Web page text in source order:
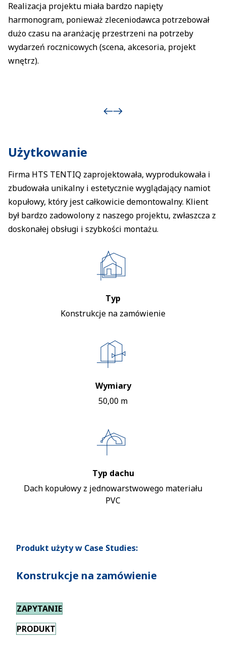
Realizacja projektu miała bardzo napięty
harmonogram, ponieważ zleceniodawca potrzebował
dużo czasu na aranżację przestrzeni na potrzeby
wydarzeń rocznicowych (scena, akcesoria, projekt
wnętrz).
Użytkowanie
Firma HTS TENTIQ zaprojektowała, wyprodukowała i
zbudowała unikalny i estetycznie wyglądający namiot
kopułowy, który jest całkowicie demontowalny. Klient
był bardzo zadowolony z naszego projektu, zwłaszcza z
doskonałej obsługi i szybkości montażu.
Typ
Konstrukcje na zamówienie
Wymiary
50,00 m
Typ dachu
Dach kopułowy z jednowarstwowego materiału
PVC
Produkt użyty w Case Studies:
Konstrukcje na zamówienie
ZAPYTANIE
PRODUKT